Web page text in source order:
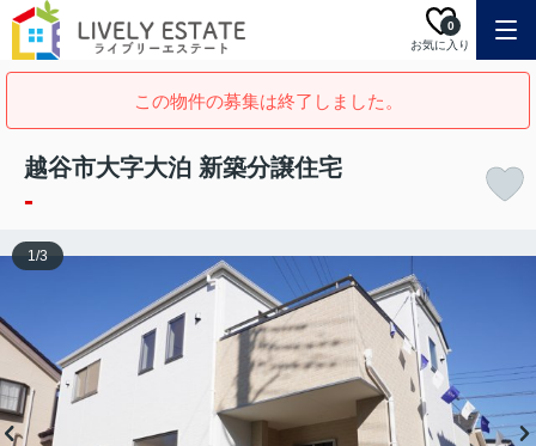
お気に入り
0
この物件の募集は終了しました。
越谷市大字大泊 新築分譲住宅
-
1/3